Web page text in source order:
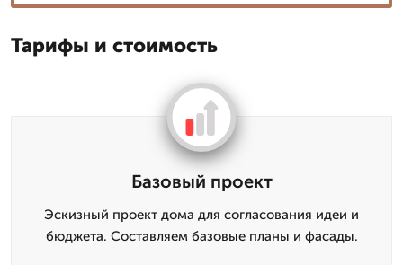
Тарифы и стоимость
Базовый проект
Эскизный проект дома для согласования идеи и
бюджета. Составляем базовые планы и фасады.